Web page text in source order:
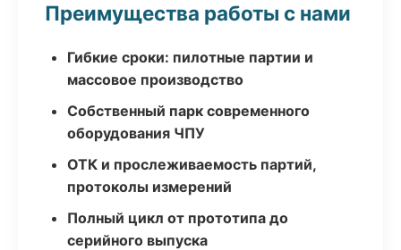
Преимущества работы с нами
Гибкие сроки: пилотные партии и
массовое производство
Собственный парк современного
оборудования ЧПУ
ОТК и прослеживаемость партий,
протоколы измерений
Полный цикл от прототипа до
серийного выпуска